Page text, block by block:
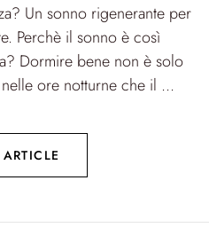
Un sonno rigenerante per
Perchè il sonno è così
Dormire bene non è solo
ore notturne che il ...